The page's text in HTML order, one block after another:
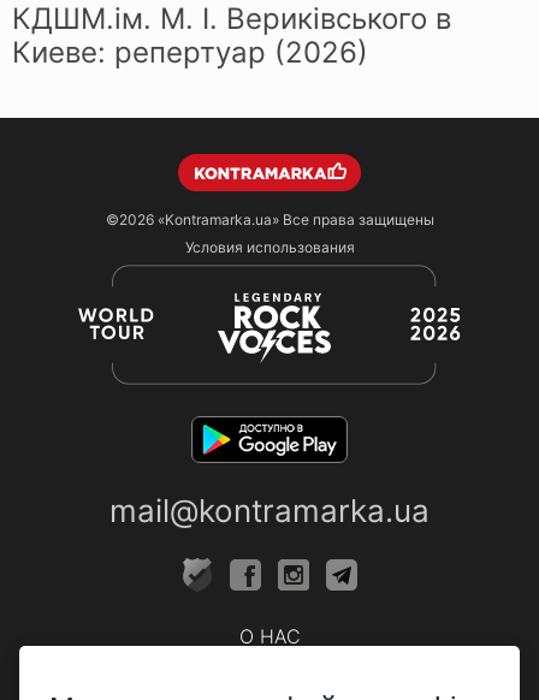
КДШМ.ім. М. І. Вериківського в
Киеве: репертуар (2026)
©2026 «Kontramarka.ua»Все права защищены
Условия использования
mail@kontramarka.ua
О НАС